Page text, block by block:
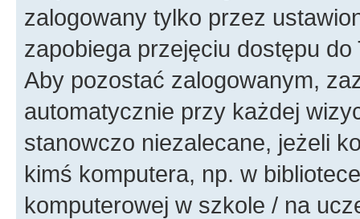
zalogowany tylko przez
zapobiega przejęciu dostępu
Aby pozostać zalogowanym,
automatycznie przy każdej
stanowczo niezalecane, jeżeli
kimś komputera, np. w
komputerowej w szkole / na